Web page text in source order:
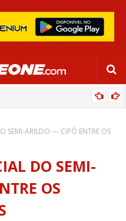
SEMI-ARILDO --- CIPÓ ENTRE OS
DO SEMI-
OS